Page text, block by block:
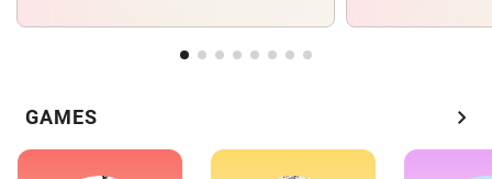
GAMES chevron_right